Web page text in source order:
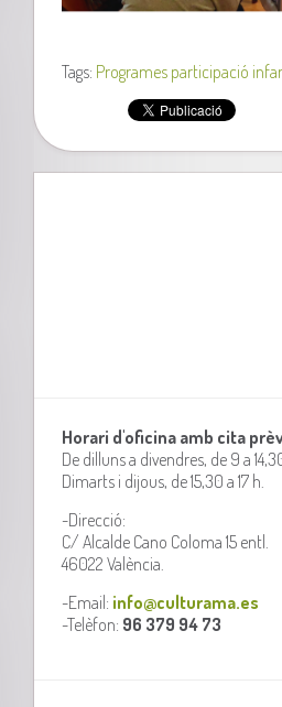
Tags: Programes participació
Horari d'oficina amb cita
De dilluns a divendres, de 9 a
Dimarts i dijous, de 15,30 a 17 h.
-Direcció:
C/ Alcalde Cano Coloma 15 entl.
46022 València.
-Email: info@culturama.es
-Telèfon: 96 379 94 73